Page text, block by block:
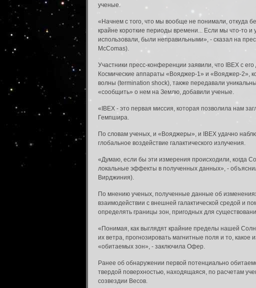
ученые.
«Начнем с того, что мы вообще не понимали, откуда
крайне короткие периоды времени... Если мы что-то и
использовали, были неправильными», - сказал на
McComas).
Участники пресс-конференции заявили, что IBEX с
Космические аппараты «Вояджер-1» и «Вояджер-2»,
волны (termination shock), также передавали
«сообщить» о нем на Землю, добавили ученые.
«IBEX - это первая миссия, которая позволила нам
Гемпшира.
По словам ученых, и «Вояджеры», и IBEX удачно
глобальное воздействие галактического излучения.
«Думаю, если бы эти измерения происходили, когда
локальные эффекты в полученных данных», -
Вирджиния).
По мнению ученых, полученные данные об
взаимодействии с внешней галактической средой и
определять границы зон, пригодных для
«Понимая, как выглядят крайние пределы нашей
их ветра, прогнозировать магнитные поля и то,
«обитаемых зон», - заключила Офер.
Ранее об обнаружении первой потенциально
твердой поверхностью, находящаяся, по расчетам
созвездии Весов.
Вход в систему
Введите имя пользователя и пароль для входа в
Имя пользователя: